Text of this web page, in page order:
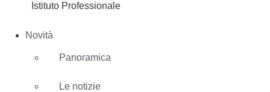
Istituto Professionale
Novità
Panoramica
Le notizie